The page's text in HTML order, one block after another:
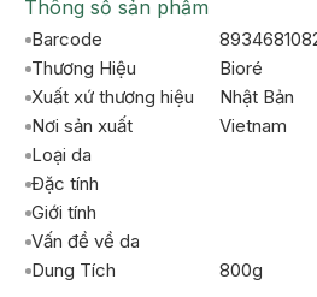
Thông số sản phẩm
Barcode
Thương Hiệu
Bioré
Xuất xứ thương hiệu
Nhật Bản
Nơi sản xuất
Vietnam
Loại da
Đặc tính
Giới tính
Vấn đề về da
Dung Tích
800g